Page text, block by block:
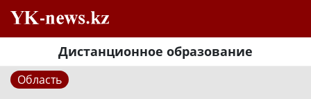
Дистанционное образование
Область